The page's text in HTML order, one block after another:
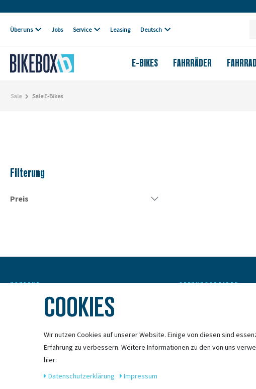
Über uns Jobs Service Leasing Deutsch
E-BIKES FAHRRÄDER
Sale Sale E-Bikes
Filterung
Preis
KONTAKT
BIKEBOX GmbH
Stuttgarter Str. 72
info@bikebox-shop.de
0741 206770-00
Telefonzeiten:
OFFNUNGSZEITEN
11:00 - 18:00 Uhr
Sa
09:00 - 13:00 Uhr
COOKIES
Wir nutzen Cookies auf unserer Website. Einige von diesen sind
Erfahrung zu verbessern. Weitere Informationen zu den von uns
hier:
Daten­schutz­erklärung
Impressum